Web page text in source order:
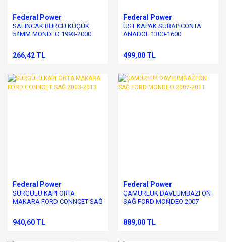
Federal Power
SALINCAK BURCU KÜÇÜK
54MM MONDEO 1993-2000
266,42 TL
Federal Power
ÜST KAPAK SUBAP CONTA
ANADOL 1300-1600
499,00 TL
Federal Power
SÜRGÜLÜ KAPI ORTA
MAKARA FORD CONNCET SAĞ
940,60 TL
Federal Power
ÇAMURLUK DAVLUMBAZI ÖN
SAĞ FORD MONDEO 2007-
889,00 TL